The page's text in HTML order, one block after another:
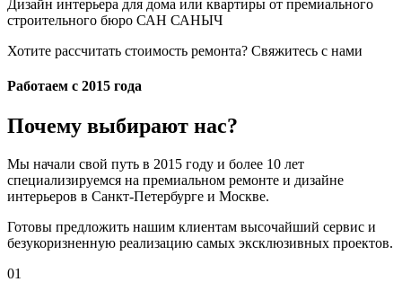
Дизайн интерьера для дома или квартиры от премиального
строительного бюро САН САНЫЧ
Хотите рассчитать стоимость ремонта? Свяжитесь с нами
Работаем с 2015 года
Почему выбирают нас?
Мы начали свой путь в 2015 году и более 10 лет
специализируемся на премиальном ремонте и дизайне
интерьеров в Санкт-Петербурге и Москве.
Готовы предложить нашим клиентам высочайший сервис и
безукоризненную реализацию самых эксклюзивных проектов.
01